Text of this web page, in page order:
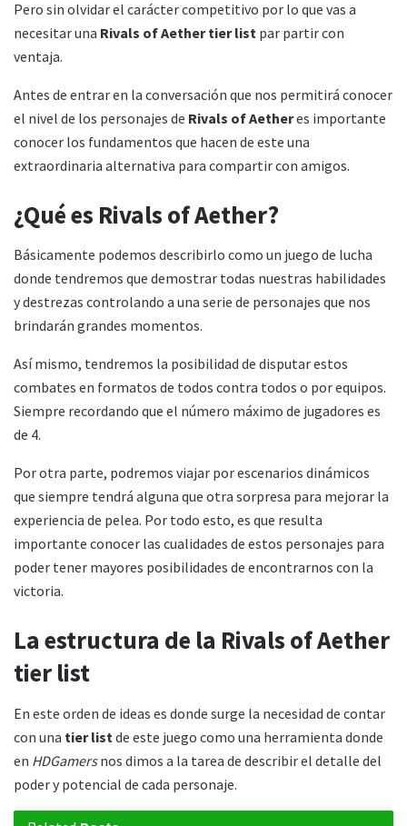
Pero sin olvidar el carácter competitivo por lo que vas a
necesitar una Rivals of Aether tier list par partir con
ventaja.
Antes de entrar en la conversación que nos permitirá conocer
el nivel de los personajes de Rivals of Aetheres importante
conocer los fundamentos que hacen de este una
extraordinaria alternativa para compartir con amigos.
¿Qué es Rivals of Aether?
Básicamente podemos describirlo como un juego de lucha
donde tendremos que demostrar todas nuestras habilidades
y destrezas controlando a una serie de personajes que nos
brindarán grandes momentos.
Así mismo, tendremos la posibilidad de disputar estos
combates en formatos de todos contra todos o por equipos.
Siempre recordando que el número máximo de jugadores es
de 4.
Por otra parte, podremos viajar por escenarios dinámicos
que siempre tendrá alguna que otra sorpresa para mejorar la
experiencia de pelea. Por todo esto, es que resulta
importante conocer las cualidades de estos personajes para
poder tener mayores posibilidades de encontrarnos con la
victoria.
La estructura de la Rivals of Aether
tier list
En este orden de ideas es donde surge la necesidad de contar
con una tier list de este juego como una herramienta donde
en HDGamersnos dimos a la tarea de describir el detalle del
poder y potencial de cada personaje.